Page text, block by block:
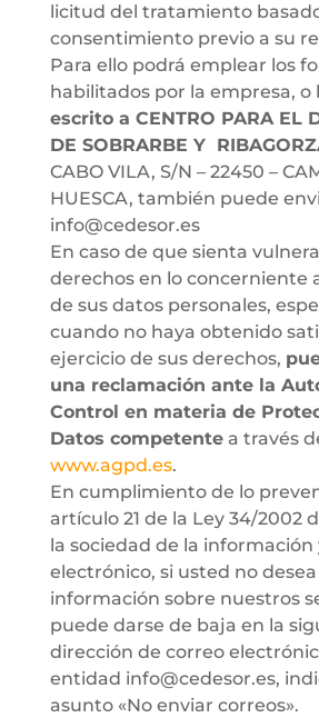
licitud del tratamiento
consentimiento previo a su
Para ello podrá emplear los
habilitados por la empresa, o
escrito a CENTRO PARA EL
DE SOBRARBE Y
CABO VILA, S/N – 22450 –
HUESCA, también puede
info@cedesor.es
En caso de que sienta
derechos en lo concerniente
de sus datos personales,
cuando no haya obtenido
ejercicio de sus derechos,
una reclamación ante la
Control en materia de
Datos competentea través
www.agpd.es.
En cumplimiento de lo
artículo 21 de la Ley 34/2002
la sociedad de la información
electrónico, si usted no
información sobre nuestros
puede darse de baja en la
dirección de correo
entidad info@cedesor.es,
asunto «No enviar correos».